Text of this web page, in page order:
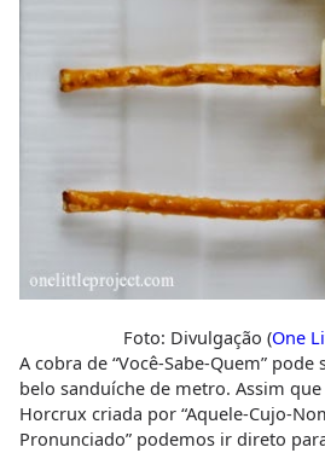
Foto: Divulgação (One
A cobra de “Você-Sabe-Quem”
belo sanduíche de metro. Assim
Horcrux criada por “Aquele-Cujo-
Pronunciado” podemos ir direto